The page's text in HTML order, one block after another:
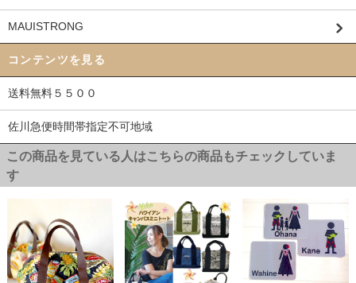
MAUISTRONG
コンテンツを見る
送料無料５５００
佐川急便時間帯指定不可地域
この商品を見ている人はこちらの商品もチェックしていま
す